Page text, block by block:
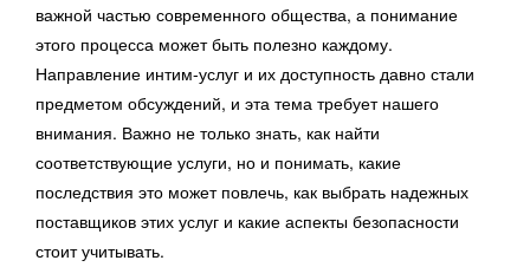
важной частью современного общества, а понимание
этого процесса может быть полезно каждому.
Направление интим-услуг и их доступность давно стали
предметом обсуждений, и эта тема требует нашего
внимания. Важно не только знать, как найти
соответствующие услуги, но и понимать, какие
последствия это может повлечь, как выбрать надежных
поставщиков этих услуг и какие аспекты безопасности
стоит учитывать.